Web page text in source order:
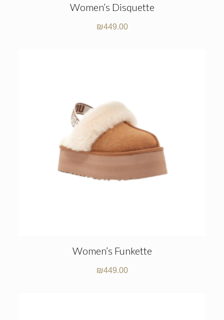
Women’s Disquette
₪449.00
Women’s Funkette
₪449.00